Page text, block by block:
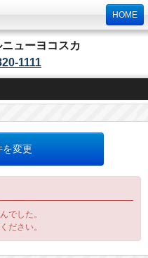
HOME
ューヨコスカ
1111
を変更
でした。
ださい。